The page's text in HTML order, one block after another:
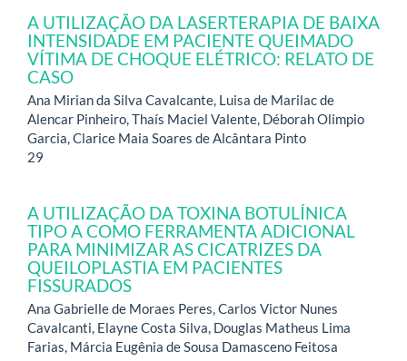
A UTILIZAÇÃO DA LASERTERAPIA DE BAIXA
INTENSIDADE EM PACIENTE QUEIMADO
VÍTIMA DE CHOQUE ELÉTRICO: RELATO DE
CASO
Ana Mirian da Silva Cavalcante, Luisa de Marilac de
Alencar Pinheiro, Thaís Maciel Valente, Déborah Olimpio
Garcia, Clarice Maia Soares de Alcântara Pinto
29
A UTILIZAÇÃO DA TOXINA BOTULÍNICA
TIPO A COMO FERRAMENTA ADICIONAL
PARA MINIMIZAR AS CICATRIZES DA
QUEILOPLASTIA EM PACIENTES
FISSURADOS
Ana Gabrielle de Moraes Peres, Carlos Victor Nunes
Cavalcanti, Elayne Costa Silva, Douglas Matheus Lima
Farias, Márcia Eugênia de Sousa Damasceno Feitosa